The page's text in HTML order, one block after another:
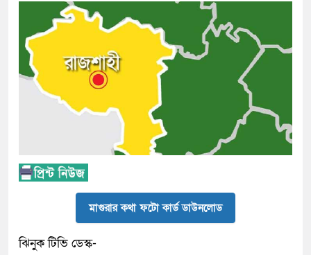
মাগুরার কথা ফটো কার্ড ডাউনলোড
ঝিনুক টিভি ডেস্ক-